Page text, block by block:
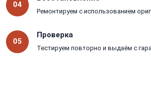
04
Ремонтируем с использованием
05
Проверка
Тестируем повторно и выдаём с